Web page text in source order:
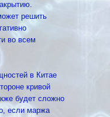
решить
во всем
в Китае
кривой
будет сложно
если маржа